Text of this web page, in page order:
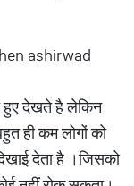
ashirwad
हुए देखते है लेकिन
ही कम लोगों को
देता है ।जिसको